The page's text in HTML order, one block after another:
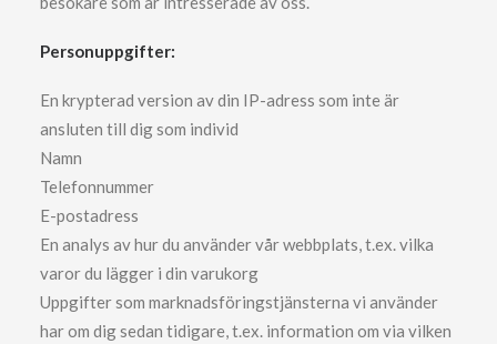
Personuppgifter:
En krypterad version av din IP-adress som inte är
ansluten till dig som individ
Namn
Telefonnummer
E-postadress
En analys av hur du använder vår webbplats, t.ex. vilka
varor du lägger i din varukorg
Uppgifter som marknadsföringstjänsterna vi använder
har om dig sedan tidigare, t.ex. information om via vilken